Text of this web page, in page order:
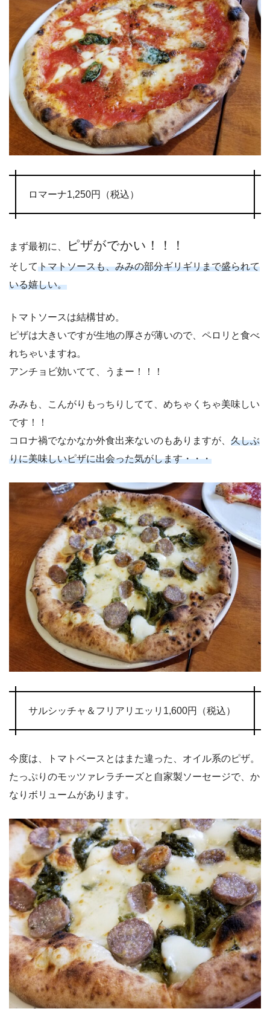
ロマーナ1,250円（税込）
まず最初に、 ピザがでかい！！！
そしてトマトソースも、みみの部分ギリギリまで盛られて
いる嬉しい。
トマトソースは結構甘め。
ピザは大きいですが生地の厚さが薄いので、ペロリと食べ
れちゃいますね。
アンチョビ効いてて、うまー！！！
みみも、こんがりもっちりしてて、めちゃくちゃ美味しい
です！！
コロナ禍でなかなか外食出来ないのもありますが、 久しぶ
りに美味しいピザに出会った気がします・・・
サルシッチャ＆フリアリエッリ1,600円（税込）
今度は、トマトベースとはまた違った、オイル系のピザ。
たっぷりのモッツァレラチーズと自家製ソーセージで、か
なりボリュームがあります。